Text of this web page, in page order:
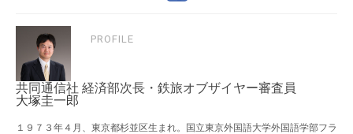
PROFILE
共同通信社 経済部次長・鉄旅オブザイヤー審査員
大塚圭一郎
１９７３年４月、東京都杉並区生まれ。国立東京外国語大学外国語学部フラ